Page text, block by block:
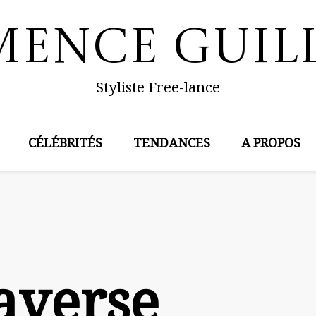
Styliste Free-lance
CÉLÉBRITÉS TENDANCES A PROPOS